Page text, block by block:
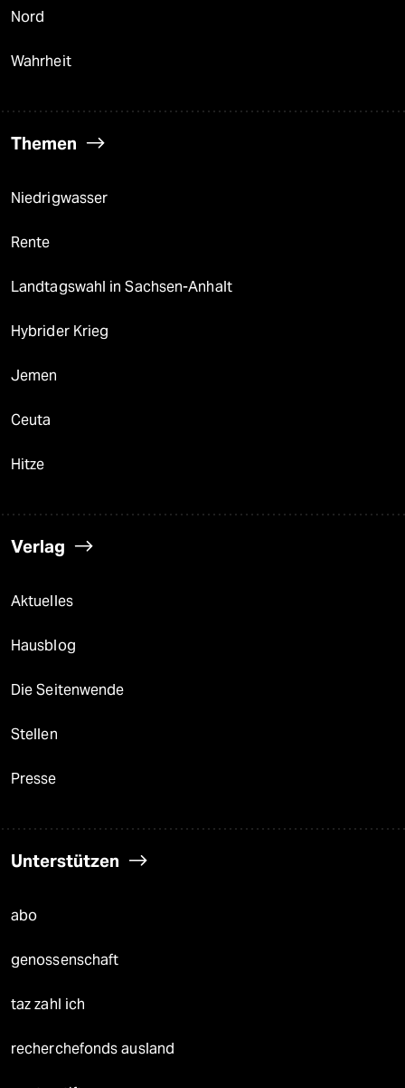
Nord
Wahrheit
Themen
Niedrigwasser
Rente
Landtagswahl in Sachsen-Anhalt
Hybrider Krieg
Jemen
Ceuta
Hitze
Verlag
Aktuelles
Hausblog
Die Seitenwende
Stellen
Presse
Unterstützen
abo
genossenschaft
taz zahl ich
recherchefonds ausland